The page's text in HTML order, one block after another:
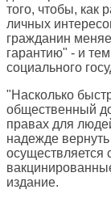
того, чтобы, как
личных
гражданин
гарантию" - и
социального
"Насколько
общественный
правах для
надежде
осуществляется
издание.